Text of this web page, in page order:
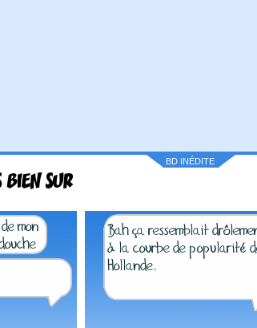
BD INÉDITE
BIEN SUR